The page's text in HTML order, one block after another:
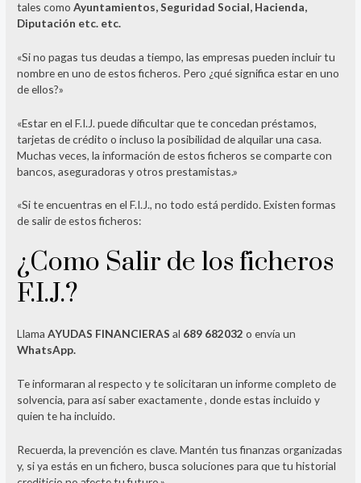
tales comoAyuntamientos, Seguridad Social, Hacienda,
Diputación etc. etc.
«Si no pagas tus deudas a tiempo, las empresas pueden incluir tu
nombre en uno de estos ficheros. Pero ¿qué significa estar en uno
de ellos?»
«Estar en el F.I.J. puede dificultar que te concedan préstamos,
tarjetas de crédito o incluso la posibilidad de alquilar una casa.
Muchas veces, la información de estos ficheros se comparte con
bancos, aseguradoras y otros prestamistas.»
«Si te encuentras en el F.I.J., no todo está perdido. Existen formas
de salir de estos ficheros:
¿Como Salir de los ficheros
F.I.J.?
LlamaAYUDAS FINANCIERAS al 689 682032 o envía un
WhatsApp.
Te informaran al respecto y te solicitaran un informe completo de
solvencia, para así saber exactamente , donde estas incluido y
quien te ha incluido.
Recuerda, la prevención es clave. Mantén tus finanzas organizadas
y, si ya estás en un fichero, busca soluciones para que tu historial